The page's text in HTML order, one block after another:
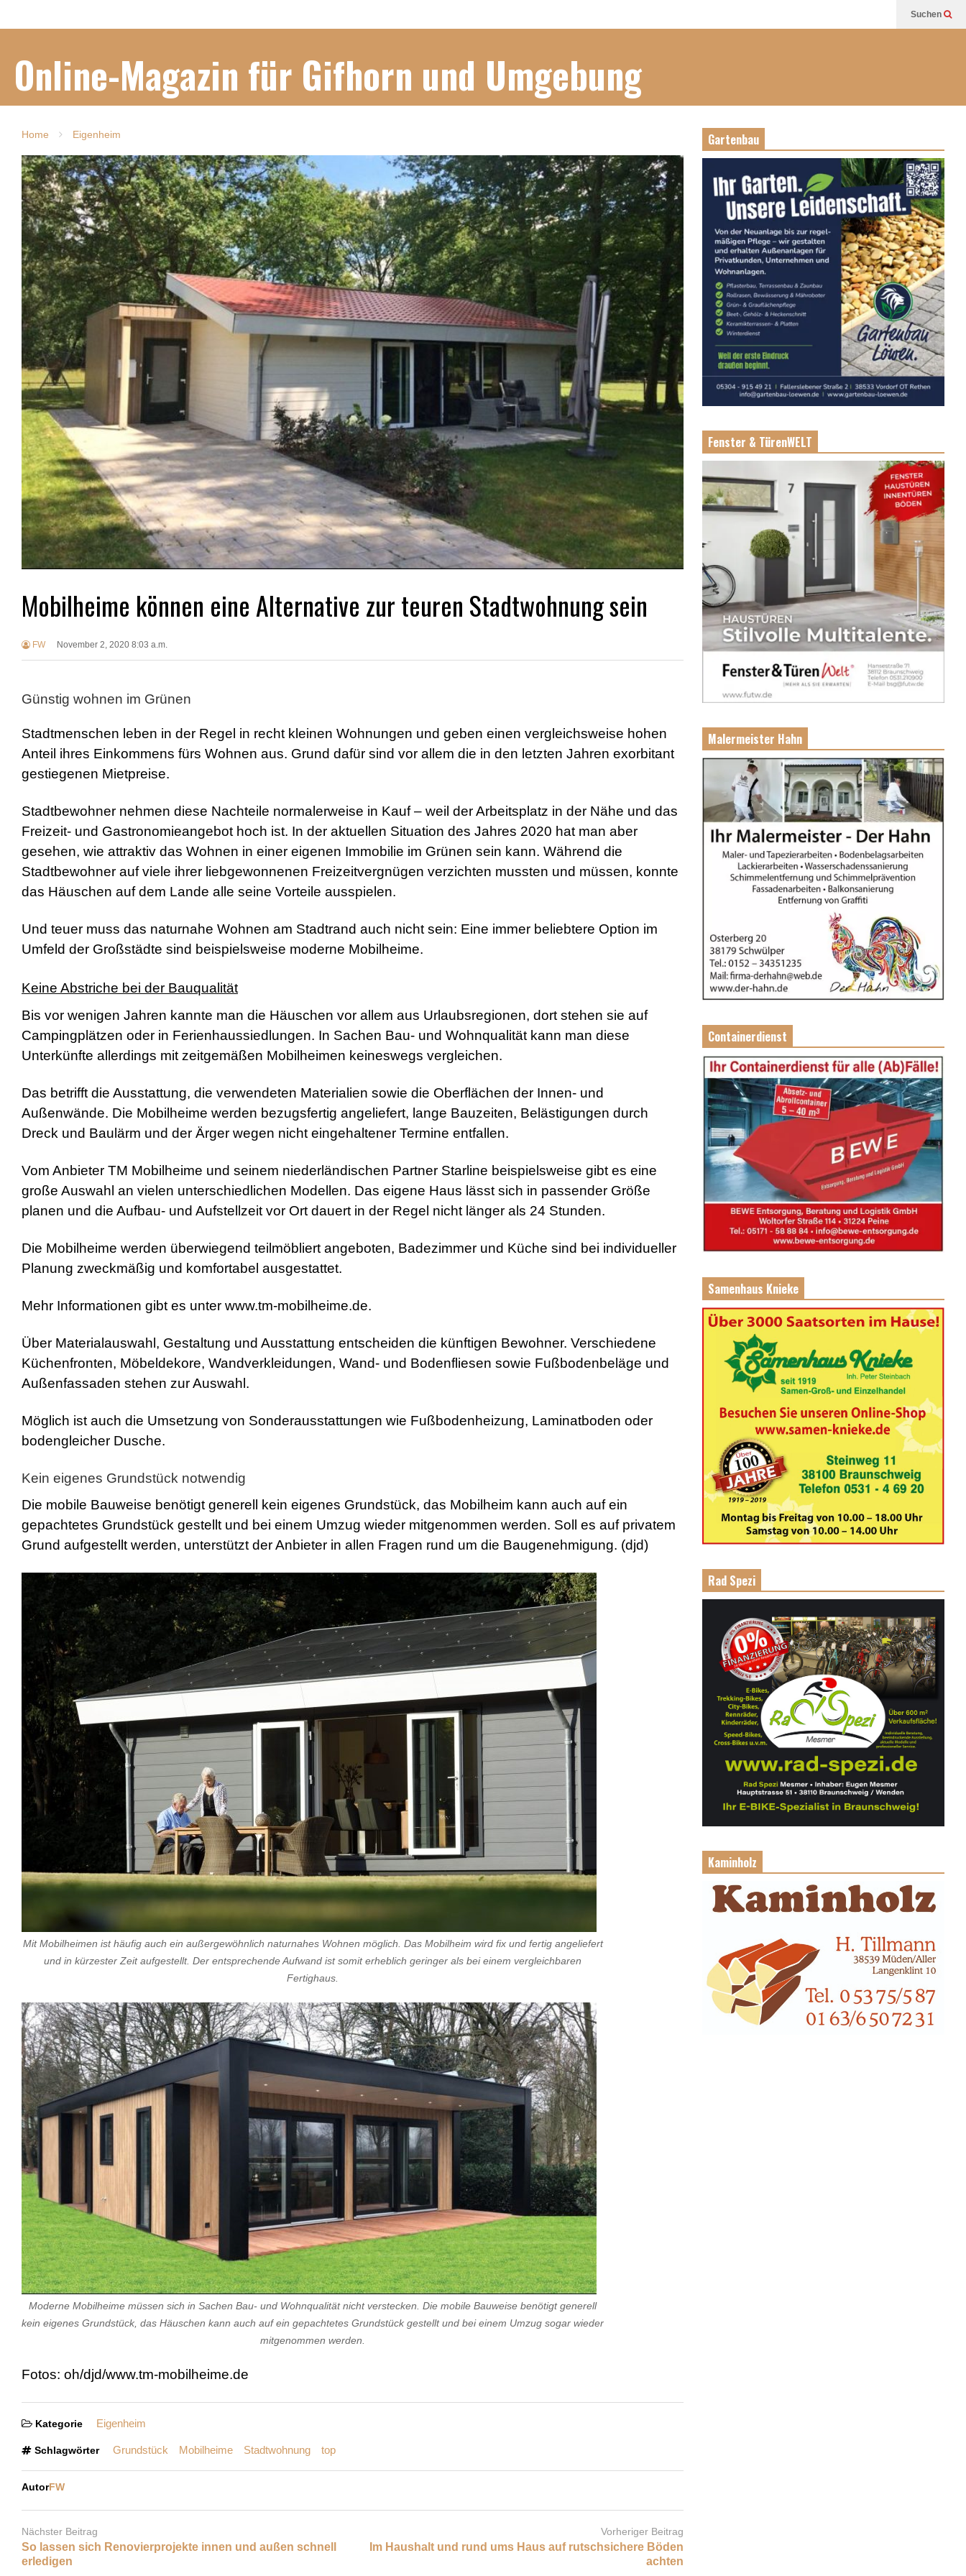
Suchen
Online-Magazin für Gifhorn und Umgebung
Home Eigenheim
Mobilheime können eine Alternative zur teuren Stadtwohnung sein
FW November 2, 2020 8:03 a.m.
Günstig wohnen im Grünen
Stadtmenschen leben in der Regel in recht kleinen Wohnungen und geben einen vergleichsweise hohen
Anteil ihres Einkommens fürs Wohnen aus. Grund dafür sind vor allem die in den letzten Jahren exorbitant
gestiegenen Mietpreise.
Stadtbewohner nehmen diese Nachteile normalerweise in Kauf – weil der Arbeitsplatz in der Nähe und das
Freizeit- und Gastronomieangebot hoch ist. In der aktuellen Situation des Jahres 2020 hat man aber
gesehen, wie attraktiv das Wohnen in einer eigenen Immobilie im Grünen sein kann. Während die
Stadtbewohner auf viele ihrer liebgewonnenen Freizeitvergnügen verzichten mussten und müssen, konnte
das Häuschen auf dem Lande alle seine Vorteile ausspielen.
Und teuer muss das naturnahe Wohnen am Stadtrand auch nicht sein: Eine immer beliebtere Option im
Umfeld der Großstädte sind beispielsweise moderne Mobilheime.
Keine Abstriche bei der Bauqualität
Bis vor wenigen Jahren kannte man die Häuschen vor allem aus Urlaubsregionen, dort stehen sie auf
Campingplätzen oder in Ferienhaussiedlungen. In Sachen Bau- und Wohnqualität kann man diese
Unterkünfte allerdings mit zeitgemäßen Mobilheimen keineswegs vergleichen.
Das betrifft die Ausstattung, die verwendeten Materialien sowie die Oberflächen der Innen- und
Außenwände. Die Mobilheime werden bezugsfertig angeliefert, lange Bauzeiten, Belästigungen durch
Dreck und Baulärm und der Ärger wegen nicht eingehaltener Termine entfallen.
Vom Anbieter TM Mobilheime und seinem niederländischen Partner Starline beispielsweise gibt es eine
große Auswahl an vielen unterschiedlichen Modellen. Das eigene Haus lässt sich in passender Größe
planen und die Aufbau- und Aufstellzeit vor Ort dauert in der Regel nicht länger als 24 Stunden.
Die Mobilheime werden überwiegend teilmöbliert angeboten, Badezimmer und Küche sind bei individueller
Planung zweckmäßig und komfortabel ausgestattet.
Mehr Informationen gibt es unter www.tm-mobilheime.de.
Über Materialauswahl, Gestaltung und Ausstattung entscheiden die künftigen Bewohner. Verschiedene
Küchenfronten, Möbeldekore, Wandverkleidungen, Wand- und Bodenfliesen sowie Fußbodenbeläge und
Außenfassaden stehen zur Auswahl.
Möglich ist auch die Umsetzung von Sonderausstattungen wie Fußbodenheizung, Laminatboden oder
bodengleicher Dusche.
Kein eigenes Grundstück notwendig
Die mobile Bauweise benötigt generell kein eigenes Grundstück, das Mobilheim kann auch auf ein
gepachtetes Grundstück gestellt und bei einem Umzug wieder mitgenommen werden. Soll es auf privatem
Grund aufgestellt werden, unterstützt der Anbieter in allen Fragen rund um die Baugenehmigung. (djd)
Mit Mobilheimen ist häufig auch ein außergewöhnlich naturnahes Wohnen möglich. Das Mobilheim wird fix und fertig angeliefert
und in kürzester Zeit aufgestellt. Der entsprechende Aufwand ist somit erheblich geringer als bei einem vergleichbaren
Fertighaus.
Moderne Mobilheime müssen sich in Sachen Bau- und Wohnqualität nicht verstecken. Die mobile Bauweise benötigt generell
kein eigenes Grundstück, das Häuschen kann auch auf ein gepachtetes Grundstück gestellt und bei einem Umzug sogar wieder
mitgenommen werden.
Fotos: oh/djd/www.tm-mobilheime.de
Kategorie Eigenheim
Schlagwörter Grundstück Mobilheime Stadtwohnung top
AutorFW
Nächster Beitrag
So lassen sich Renovierprojekte innen und außen schnell
erledigen
Vorheriger Beitrag
Im Haushalt und rund ums Haus auf rutschsichere Böden
achten
Gartenbau
Fenster & TürenWELT
Malermeister Hahn
Containerdienst
Samenhaus Knieke
Rad Spezi
Kaminholz